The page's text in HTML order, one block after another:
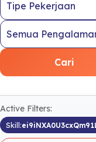
Cari
Active Filters:
Skill: